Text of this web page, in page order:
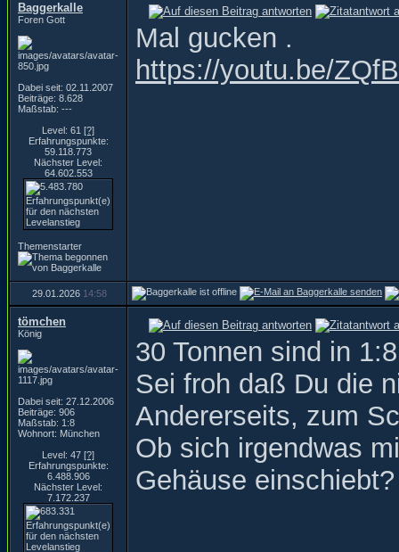
Baggerkalle
Foren Gott
Dabei seit: 02.11.2007
Beiträge: 8.628
Maßstab: ---
Level: 61 [?]
Erfahrungspunkte:
59.118.773
Nächster Level:
64.602.553
Themenstarter
Mal gucken .
https://youtu.be/
29.01.2026 14:58
tömchen
König
Dabei seit: 27.12.2006
Beiträge: 906
Maßstab: 1:8
Wohnort: München
Level: 47 [?]
Erfahrungspunkte:
6.488.906
Nächster Level:
7.172.237
30 Tonnen sind in
Sei froh daß Du die
Andererseits, zum
Ob sich irgendwas
Gehäuse einschiebt?